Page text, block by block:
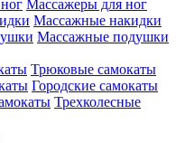
Массажеры для ног
Массажные накидки
Массажные подушки
Трюковые самокаты
Городские самокаты
Трехколесные